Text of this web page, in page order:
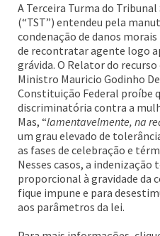
A Terceira Turma do
(“TST”) entendeu pela
condenação de danos
de recontratar agente logo
grávida. O Relator do
Ministro Mauricio Godinho
Constituição Federal proíbe
discriminatória contra a
Mas, “lamentavelmente, na
um grau elevado de
as fases de celebração e
Nesses casos, a indenização
proporcional à gravidade da
fique impune e para
aos parâmetros da lei.